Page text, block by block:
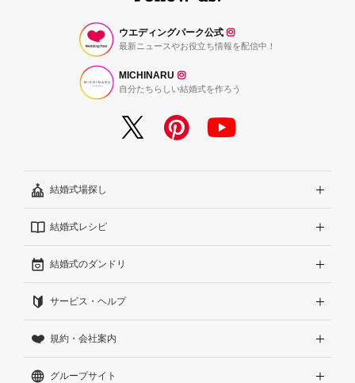
ウエディングパーク公式
最新ニュースやお役立ち情報を配信中！
MICHINARU
自分たちらしい結婚式を作ろう
結婚式場探し
エリアから探す
こだわりから探す
雰囲気から探す
見積りから探す
ランキングから探す
結婚式レシピ
結婚式準備レポート『ハナレポ』
結婚式当日の動画『ムビレポ』
結婚式のダンドリ
結婚準備ガイド
Wedding Park Magazine
結婚お悩みQ&A
サービス・ヘルプ
サイトコンセプト
はじめての方へ
規約・会社案内
利用規約
グループサイト